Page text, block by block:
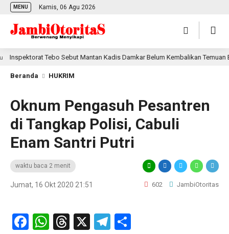
MENU Kamis, 06 Agu 2026
Tebo Sebut Mantan Kadis Damkar Belum Kembalikan Temuan BPK
Beranda HUKRIM
Oknum Pengasuh Pesantren
di Tangkap Polisi, Cabuli
Enam Santri Putri
waktu baca 2 menit
Jumat, 16 Okt 2020 21:51 602 JambiOtoritas
Facebook
WhatsApp
Threads
X Telegram